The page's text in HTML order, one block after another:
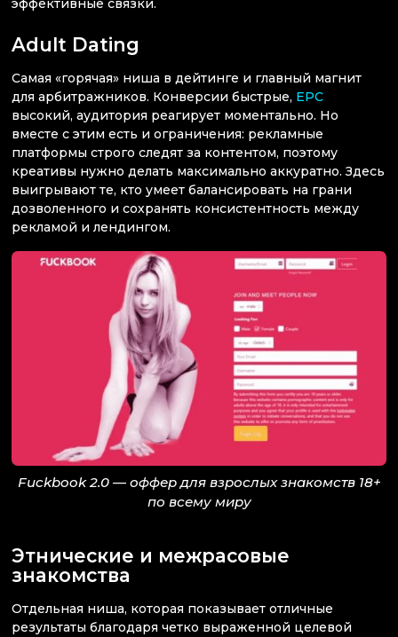
эффективные связки.
Adult Dating
Самая «горячая» ниша в дейтинге и главный магнит
для арбитражников. Конверсии быстрые, EPC
высокий, аудитория реагирует моментально. Но
вместе с этим есть и ограничения: рекламные
платформы строго следят за контентом, поэтому
креативы нужно делать максимально аккуратно. Здесь
выигрывают те, кто умеет балансировать на грани
дозволенного и сохранять консистентность между
рекламой и лендингом.
Fuckbook 2.0 — оффер для взрослых знакомств 18+
по всему миру
Этнические и межрасовые
знакомства
Отдельная ниша, которая показывает отличные
результаты благодаря четко выраженной целевой